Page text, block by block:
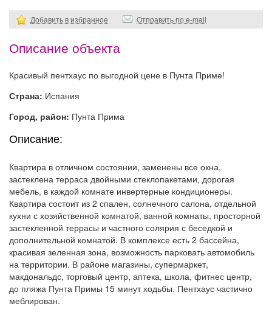
Добавить в избранное Отправить по e-mail
Описание объекта
Красивый пентхаус по выгодной цене в Пунта Приме!
Страна: Испания
Город, район: Пунта Прима
Описание:
Квартира в отличном состоянии, заменены все окна,
застеклена терраса двойными стеклопакетами, дорогая
мебель, в каждой комнате инвертерные кондиционеры.
Квартира состоит из 2 спален, солнечного салона, отдельной
кухни с хозяйственной комнатой, ванной комнаты, просторной
застекленной террасы и частного солярия с беседкой и
дополнительной комнатой. В комплексе есть 2 бассейна,
красивая зеленная зона, возможность парковать автомобиль
на территории. В районе магазины, супермаркет,
макдональдс, торговый центр, аптека, школа, фитнес центр,
до пляжа Пунта Примы 15 минут ходьбы. Пентхаус частично
меблирован.